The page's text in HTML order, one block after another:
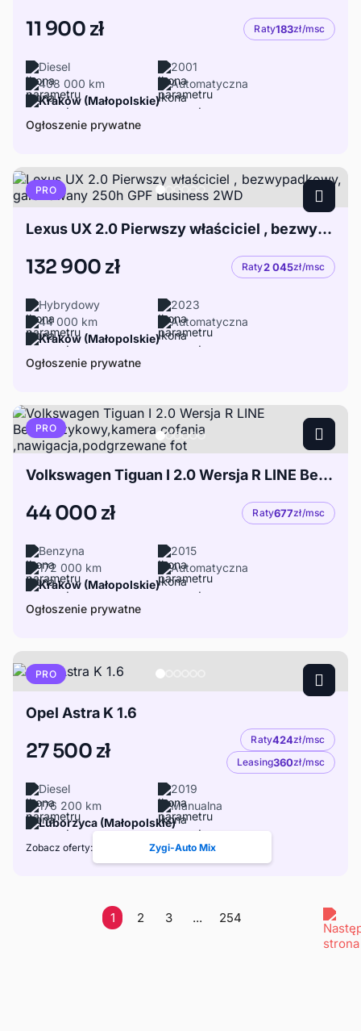
11 900 zł Raty183zł/msc
Diesel
2001
408 000 km
Automatyczna
Kraków (Małopolskie)
Ogłoszenie prywatne
PRO
Lexus UX 2.0 Pierwszy właściciel , bezwypadkowy, garażowany 250h GPF Business 2WD
132 900 zł Raty2 045zł/msc
Hybrydowy
2023
44 000 km
Automatyczna
Kraków (Małopolskie)
Ogłoszenie prywatne
PRO
Volkswagen Tiguan I 2.0 Wersja R LINE Bezkluczykowy,kamera cofania ,nawigacja,podgrzewane fot
44 000 zł Raty677zł/msc
Benzyna
2015
172 000 km
Automatyczna
Kraków (Małopolskie)
Ogłoszenie prywatne
PRO
Opel Astra K 1.6
27 500 zł Raty424zł/msc
Leasing360zł/msc
Diesel
2019
176 200 km
Manualna
Luborzyca (Małopolskie)
Zobacz oferty: Zygi-Auto Mix
1 2 3 ... 254